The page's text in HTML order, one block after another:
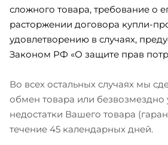
сложного товара, требование о
расторжении договора купли-
удовлетворению в случаях,
Законом РФ «О защите прав
Во всех остальных случаях мы
обмен товара или безвозмездно
недостатки Вашего товара
течение 45 календарных дней.